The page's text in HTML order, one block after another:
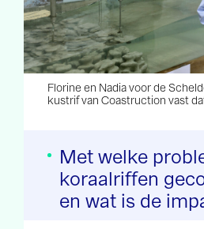
Florine en Nadia voor de
kustrif van Coastruction vast
Met welke
koraalriffen
en wat is de